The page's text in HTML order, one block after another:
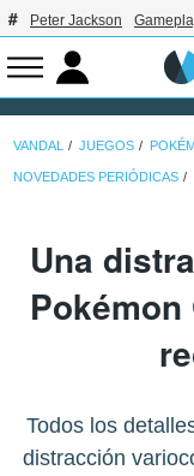
Peter Jackson
VANDAL JUEGOS
NOVEDADES PERIÓDICAS
Una
Pokémon
Todos los
distracción